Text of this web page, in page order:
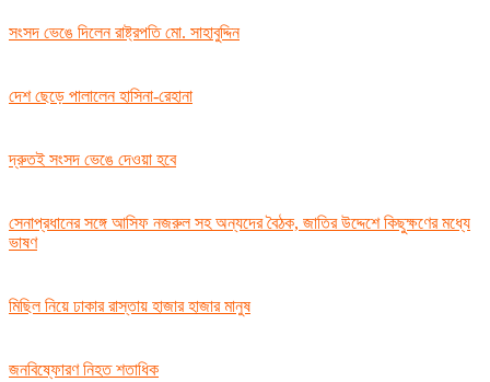
সংসদ ভেঙে দিলেন রাষ্ট্রপতি মো. সাহাবুদ্দিন
দেশ ছেড়ে পালালেন হাসিনা-রেহানা
দ্রুতই সংসদ ভেঙে দেওয়া হবে
সেনাপ্রধানের সঙ্গে আসিফ নজরুল সহ অন্যদের বৈঠক, জাতির উদ্দেশে কিছুক্ষণের মধ্যে
ভাষণ
মিছিল নিয়ে ঢাকার রাস্তায় হাজার হাজার মানুষ
জনবিষ্ফোরণ নিহত শতাধিক